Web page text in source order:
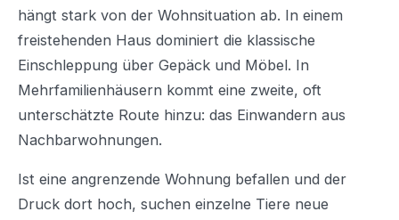
hängt stark von der Wohnsituation ab. In einem
freistehenden Haus dominiert die klassische
Einschleppung über Gepäck und Möbel. In
Mehrfamilienhäusern kommt eine zweite, oft
unterschätzte Route hinzu: das Einwandern aus
Nachbarwohnungen.
Ist eine angrenzende Wohnung befallen und der
Druck dort hoch, suchen einzelne Tiere neue